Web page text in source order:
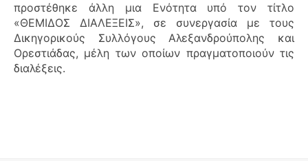
προστέθηκε άλλη μια Ενότητα υπό τον τίτλο
«ΘΕΜΙΔΟΣ ΔΙΑΛΕΞΕΙΣ», σε συνεργασία με τους
Δικηγορικούς Συλλόγους Αλεξανδρούπολης και
Ορεστιάδας, μέλη των οποίων πραγματοποιούν τις
διαλέξεις.